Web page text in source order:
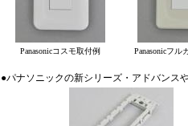
Panasonicコスモ取付例 Panasonicフル
●パナソニックの新シリーズ・アドバンス